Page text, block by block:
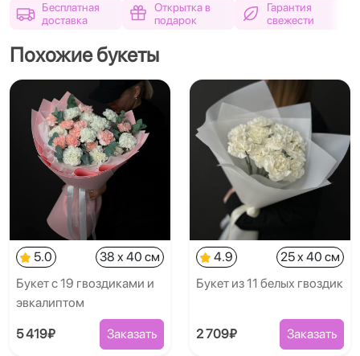
Бесплатная
доставка
Открытка в
подарок
Гарантия
свежести
Похожие букеты
5.0
38 x 40 см
Букет с 19 гвоздиками и
эвкалиптом
5 419₽ Заказать
4.9
25 x 40 см
Букет из 11 белых гвоздик
2 709₽ Заказать